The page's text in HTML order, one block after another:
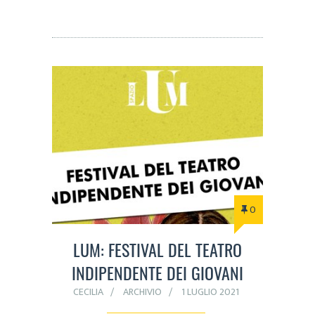
0
LUM: FESTIVAL DEL TEATRO
INDIPENDENTE DEI GIOVANI
CECILIA ARCHIVIO 1 LUGLIO 2021